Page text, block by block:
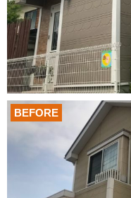
BEFORE